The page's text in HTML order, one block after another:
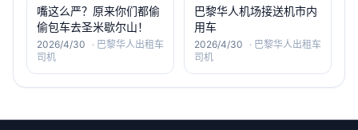
嘴这么严？原来你们都偷
偷包车去圣米歇尔山！
2026/4/30 · 巴黎华人出租车
司机
巴黎华人机场接送机市内
用车
2026/4/30 · 巴黎华人出租车
司机